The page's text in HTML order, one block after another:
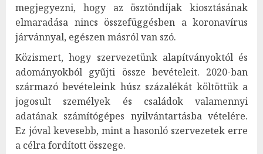
megjegyezni, hogy az ösztöndíjak kiosztásának
elmaradása nincs összefüggésben a koronavírus
járvánnyal, egészen másról van szó.
Közismert, hogy szervezetünk alapítványoktól és
adományokból gyűjti össze bevételeit. 2020-ban
származó bevételeink húsz százalékát költöttük a
jogosult személyek és családok valamennyi
adatának számítógépes nyilvántartásba vételére.
Ez jóval kevesebb, mint a hasonló szervezetek erre
a célra fordított összege.